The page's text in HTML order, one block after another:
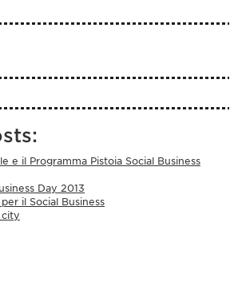
e il Programma Pistoia Social Business
Day 2013
il Social Business
city